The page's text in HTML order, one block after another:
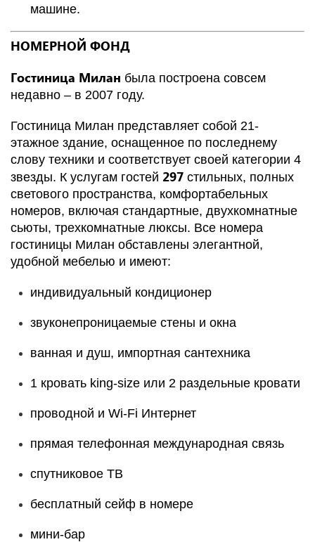
машине.
НОМЕРНОЙ ФОНД
Гостиница Милан была построена совсем
недавно – в 2007 году.
Гостиница Милан представляет собой 21-
этажное здание, оснащенное по последнему
слову техники и соответствует своей категории 4
звезды. К услугам гостей 297 стильных, полных
светового пространства, комфортабельных
номеров, включая стандартные, двухкомнатные
сьюты, трехкомнатные люксы. Все номера
гостиницы Милан обставлены элегантной,
удобной мебелью и имеют:
индивидуальный кондиционер
звуконепроницаемые стены и окна
ванная и душ, импортная сантехника
1 кровать king-size или 2 раздельные кровати
проводной и Wi-Fi Интернет
прямая телефонная международная связь
спутниковое ТВ
бесплатный сейф в номере
мини-бар